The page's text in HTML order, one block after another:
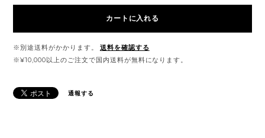
カートに入れる
※別途送料がかかります。
送料を確認する
※¥10,000以上のご注文で国内送料が無料になります。
通報する